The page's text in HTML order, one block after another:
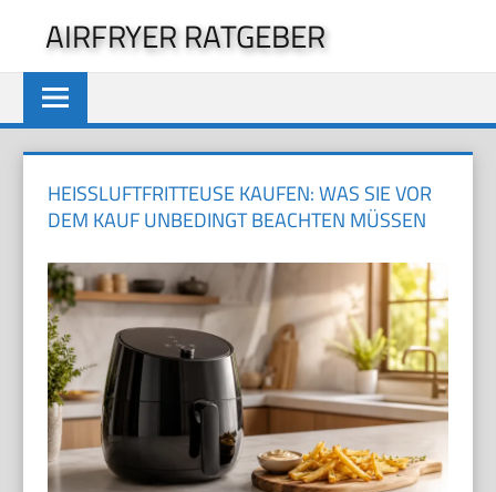
springen
AIRFRYER RATGEBER
HEISSLUFTFRITTEUSE KAUFEN: WAS SIE VOR D
EM KAUF UNBEDINGT BEACHTEN MÜSSEN